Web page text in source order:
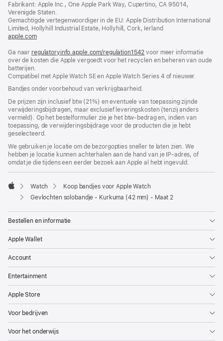
nieuw
geopend)
Fabrikant: Apple Inc., One Apple Park Way, Cupertino, CA 95014,
Verenigde Staten.
Gemachtigde vertegenwoordiger in de EU: Apple Distribution International
Limited, Hollyhill Industrial Estate, Hollyhill, Cork, Ierland
apple.com(wordt
nieuw
venster
Ga naar regulatoryinfo.apple.com/regulation1542 (wordt
in
venster
voor meer informatie
over de kosten die Apple vergoedt voor het recyclen en beheren van oude
batterijen.
Compatibel met Apple Watch SE en Apple Watch Series 4 of nieuwer.
Bandjes onder voorbehoud van verkrijgbaarheid.
De prijzen zijn inclusief btw (21%) en eventuele van toepassing zijnde
verwijderingsbijdragen, maar exclusief leveringskosten (tenzij anders
vermeld). Op het bestelformulier zie je het btw-bedrag en, indien van
toepassing, de verwijderingsbijdrage voor de producten die je hebt
geselecteerd.
We gebruiken je locatie om de bezorgopties sneller te laten zien. We
hebben je locatie kunnen achterhalen aan de hand van je IP-adres, of
omdat je die tijdens een eerder bezoek aan Apple al hebt ingevuld.
Apple
Watch
Koop bandjes voor Apple Watch
Gevlochten solobandje - Kurkuma (42 mm) - Maat 2
Bestellen en informatie
Apple Wallet
Account
Entertainment
Apple Store
Voor bedrijven
Voor het onderwijs